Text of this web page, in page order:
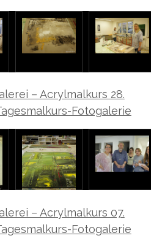
– Acrylmalkurs 28.
Fotogalerie
– Acrylmalkurs 07.
Fotogalerie